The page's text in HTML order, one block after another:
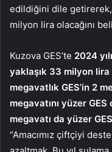
edildiğini dile getirerek,
milyon lira olacağını
Kuzova GES’te 2024
yaklaşık 33 milyon lira
megavatlık GES’in 2
megavatını yüzer
megavatı da yüzer
“Amacımız çiftçiyi